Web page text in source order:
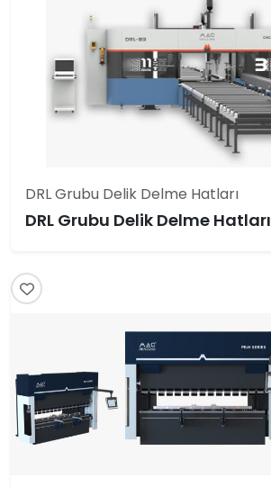
DRL Grubu Delik Delme Hatları
DRL Grubu Delik Delme Hatları